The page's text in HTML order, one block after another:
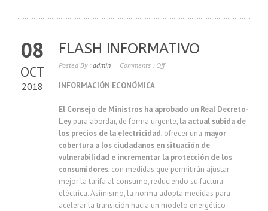
08
OCT
2018
FLASH INFORMATIVO
Posted By : admin Comments : Off
INFORMACIÓN ECONÓMICA
El Consejo de Ministros ha aprobado un Real Decreto-
Ley para abordar, de forma urgente, la actual subida de
los precios de la electricidad, ofrecer una mayor
cobertura a los ciudadanos en situación de
vulnerabilidad e incrementar la protección de los
consumidores, con medidas que permitirán ajustar
mejor la tarifa al consumo, reduciendo su factura
eléctrica. Asimismo, la norma adopta medidas para
acelerar la transición hacia un modelo energético